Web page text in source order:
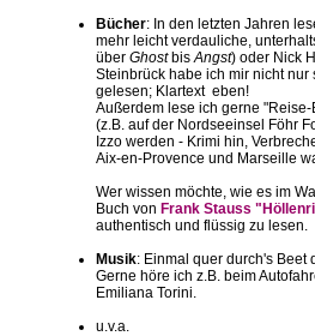
Bücher: In den letzten Jahren
mehr leicht verdauliche,
über Ghostbis Angst) oder Nick
Steinbrück habe ich mir nicht
gelesen; Klartext eben!
Außerdem lese ich gerne
(z.B. auf der Nordseeinsel Föhr
Izzo werden - Krimi hin,
Aix-en-Provence und Marseille
Wer wissen möchte, wie es im
Buch von Frank Stauss
authentisch und flüssig zu lesen.
Musik: Einmal quer durch's Beet
Gerne höre ich z.B. beim
Emiliana Torini.
u.v.a.